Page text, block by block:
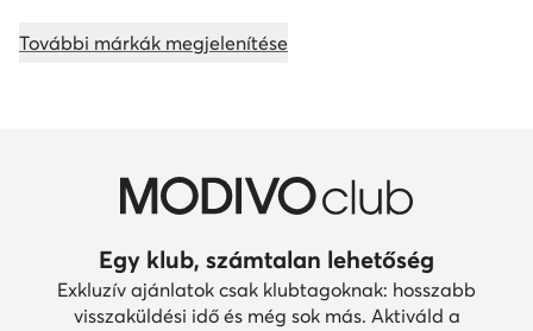
További márkák megjelenítése
Egy klub, számtalan lehetőség
Exkluzív ajánlatok csak klubtagoknak: hosszabb
visszaküldési idő és még sok más. Aktiváld a